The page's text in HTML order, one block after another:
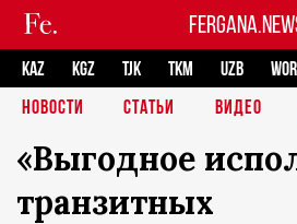
KAZ KGZ TJK TKM UZB
НОВОСТИ
СТАТЬИ ВИДЕО
«Выгодное
транзитных